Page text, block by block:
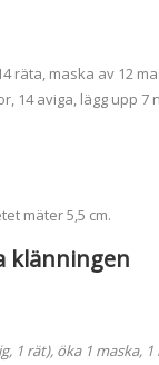
räta, maska av 12
14 aviga, lägg upp 7
mäter 5,5 cm.
klänningen
1 rät), öka 1 maska,